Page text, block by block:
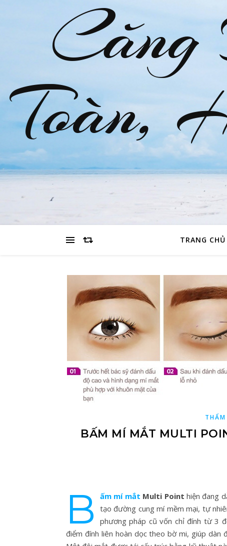
Toàn,
TRANG CHỦ
THẨM
BẤM MÍ MẮT MULTI
B ấm mí mắt Multi Point hiện đang
tạo đường cung mí mềm mại, tự
phương pháp cũ vốn chỉ đính từ 3
điểm đính liên hoàn dọc theo bờ mi, giúp dàn